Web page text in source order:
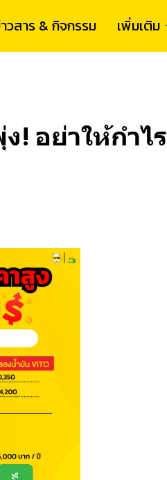
วสาร & กิจกรรม เพิ่มเติม
! อย่าให้กำไร